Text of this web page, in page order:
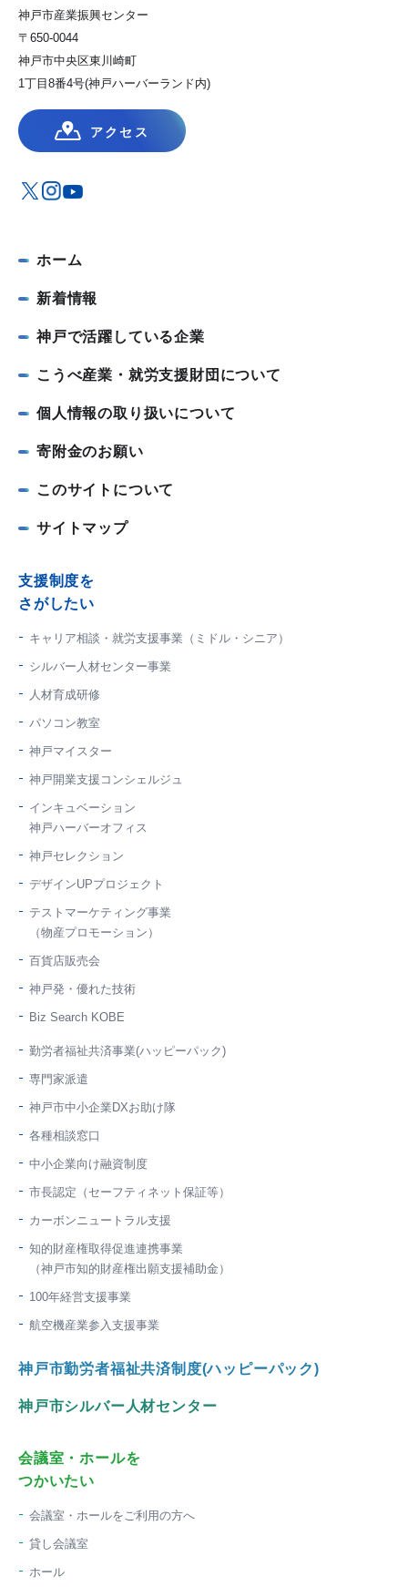
神戸市産業振興センター
〒650-0044
神戸市中央区東川崎町
1丁目8番4号(神戸ハーバーランド内)
アクセス
ホーム
新着情報
神戸で活躍している企業
こうべ産業・就労支援財団について
個人情報の取り扱いについて
寄附金のお願い
このサイトについて
サイトマップ
支援制度を
さがしたい
キャリア相談・就労支援事業（ミドル・シニア）
シルバー人材センター事業
人材育成研修
パソコン教室
神戸マイスター
神戸開業支援コンシェルジュ
インキュベーション
神戸ハーバーオフィス
神戸セレクション
デザインUPプロジェクト
テストマーケティング事業
（物産プロモーション）
百貨店販売会
神戸発・優れた技術
Biz Search KOBE
勤労者福祉共済事業(ハッピーパック)
専門家派遣
神戸市中小企業DXお助け隊
各種相談窓口
中小企業向け融資制度
市長認定（セーフティネット保証等）
カーボンニュートラル支援
知的財産権取得促進連携事業
（神戸市知的財産権出願支援補助金）
100年経営支援事業
航空機産業参入支援事業
神戸市勤労者福祉共済制度(ハッピーパック)
神戸市シルバー人材センター
会議室・ホールを
つかいたい
会議室・ホールをご利用の方へ
貸し会議室
ホール